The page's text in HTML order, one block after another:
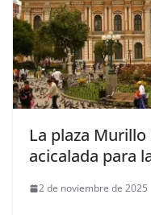
La plaza
acicalada para
2 de noviembre de 2025